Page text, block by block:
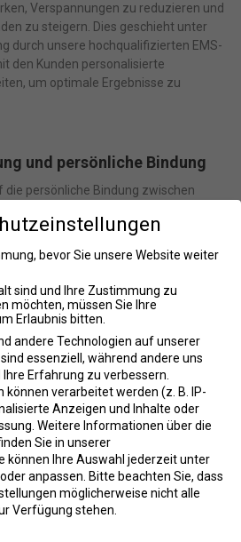
Verspannungen zu reduzieren und
zu steigern. Dies geschieht unter
durch unsere hochqualifizierten EMS-
den Kunden personalisierte
um optimale Ergebnisse zu
und persönliche Bindung
die persönliche Bindung zwischen
Training erhält, welches das
Ziele berücksichtigt.
zu garantieren, setzen wir auf
kontinuierliche Weiterbildung unserer
eng mit diversen
Ausbildung und innovative
sicher, dass unsere Kunden in
erleben. Unsere EMS-Sitzungen
in nur 20 Minuten pro Woche
bevor Sie unsere Website weiter
sind und Ihre Zustimmung zu
möchten, müssen Sie Ihre
Erlaubnis bitten.
andere Technologien auf unserer
essenziell, während andere uns
Erfahrung zu verbessern.
können verarbeitet werden (z. B. IP-
Anzeigen und Inhalte oder
Weitere Informationen über die
Sie in unserer
können Ihre Auswahl jederzeit unter
anpassen. Bitte beachten Sie, dass
möglicherweise nicht alle
Verfügung stehen.